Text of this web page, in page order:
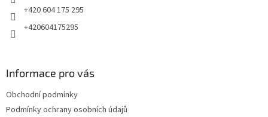
+420 604 175 295
+420604175295
Informace pro vás
Obchodní podmínky
Podmínky ochrany osobních údajů